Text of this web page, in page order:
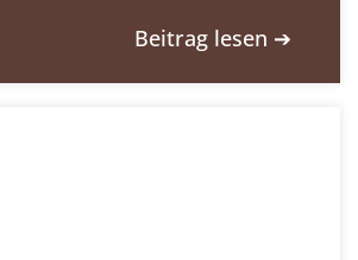
Beitrag lesen ➔